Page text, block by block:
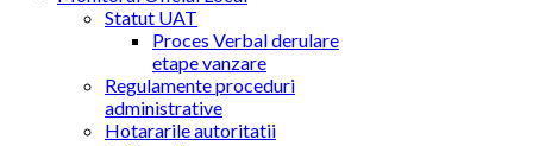
Statut UAT
Proces Verbal derulare
etape vanzare
Regulamente proceduri
administrative
Hotararile autoritatii